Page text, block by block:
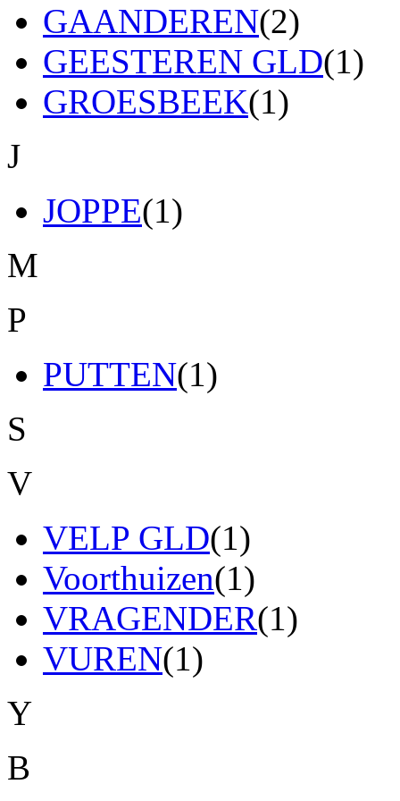
GAANDEREN(2)
GEESTEREN GLD(1)
GROESBEEK(1)
J
JOPPE(1)
M
P
PUTTEN(1)
S
V
VELP GLD(1)
Voorthuizen(1)
VRAGENDER(1)
VUREN(1)
Y
B